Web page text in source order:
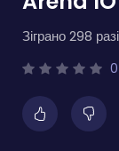
Зіграно 298